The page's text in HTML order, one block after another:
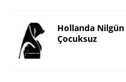
Hollanda Nilgün
Çocuksuz